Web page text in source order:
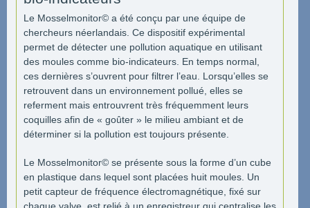
Le Mosselmonitor© a été conçu par une équipe de
chercheurs néerlandais. Ce dispositif expérimental
permet de détecter une pollution aquatique en utilisant
des moules comme bio-indicateurs. En temps normal,
ces dernières s’ouvrent pour filtrer l’eau. Lorsqu’elles se
retrouvent dans un environnement pollué, elles se
referment mais entrouvrent très fréquemment leurs
coquilles afin de « goûter » le milieu ambiant et de
déterminer si la pollution est toujours présente.
Le Mosselmonitor© se présente sous la forme d’un cube
en plastique dans lequel sont placées huit moules. Un
petit capteur de fréquence électromagnétique, fixé sur